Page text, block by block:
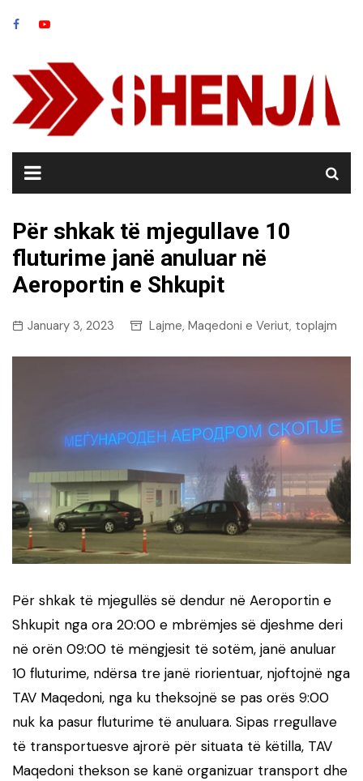
Për shkak të mjegullave 10
fluturime janë anuluar në
Aeroportin e Shkupit
January 3, 2023 Lajme, Maqedoni e Veriut, toplajm
Për shkak të mjegullës së dendur në Aeroportin e
Shkupit nga ora 20:00 e mbrëmjes së djeshme deri
në orën 09:00 të mëngjesit të sotëm, janë anuluar
10 fluturime, ndërsa tre janë riorientuar, njoftojnë nga
TAV Maqedoni, nga ku theksojnë se pas orës 9:00
nuk ka pasur fluturime të anuluara. Sipas rregullave
të transportuesve ajrorë për situata të këtilla, TAV
Maqedoni thekson se kanë organizuar transport dhe